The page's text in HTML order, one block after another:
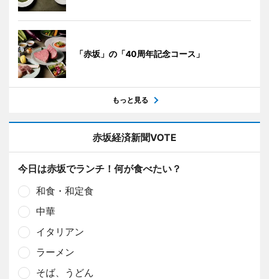
「赤坂」の「40周年記念コース」
もっと見る
赤坂経済新聞VOTE
今日は赤坂でランチ！何が食べたい？
和食・和定食
中華
イタリアン
ラーメン
そば、うどん